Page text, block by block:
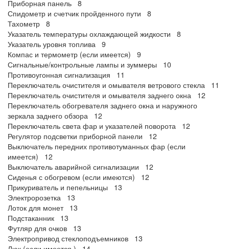
Приборная панель 8
Спидометр и счетчик пройденного пути 8
Тахометр 8
Указатель температуры охлаждающей жидкости 8
Указатель уровня топлива 9
Компас и термометр (если имеется) 9
Сигнальные/контрольные лампы и зуммеры 10
Противоугонная сигнализация 11
Переключатель очистителя и омывателя ветрового стекла 11
Переключатель очистителя и омывателя заднего окна 12
Переключатель обогревателя заднего окна и наружного
зеркала заднего обзора 12
Переключатель света фар и указателей поворота 12
Регулятор подсветки приборной панели 12
Выключатель передних противотуманных фар (если
имеется) 12
Выключатель аварийной сигнализации 12
Сиденья с обогревом (если имеются) 12
Прикуриватель и пепельницы 13
Электророзетка 13
Лоток для монет 13
Подстаканник 13
Футляр для очков 13
Электропривод стеклоподъемников 13